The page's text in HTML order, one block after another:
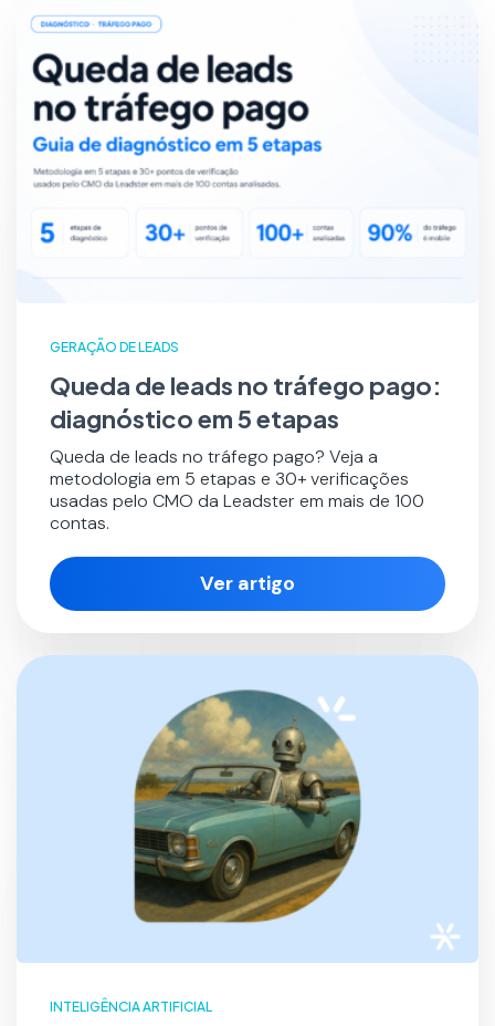
GERAÇÃO DE LEADS
Queda de leads no tráfego pago:
diagnóstico em 5 etapas
Queda de leads no tráfego pago? Veja a
metodologia em 5 etapas e 30+ verificações
usadas pelo CMO da Leadster em mais de 100
contas.
Ver artigo
INTELIGÊNCIA ARTIFICIAL